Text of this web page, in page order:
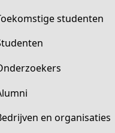
Toekomstige studenten
Studenten
Onderzoekers
Alumni
Bedrijven en organisaties